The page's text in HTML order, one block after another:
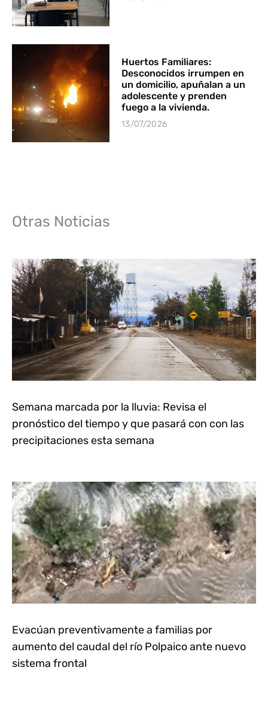
Huertos Familiares:
Desconocidos irrumpen en
un domicilio, apuñalan a un
adolescente y prenden
fuego a la vivienda.
13/07/2026
Otras Noticias
Semana marcada por la lluvia: Revisa el
pronóstico del tiempo y que pasará con con las
precipitaciones esta semana
Evacúan preventivamente a familias por
aumento del caudal del río Polpaico ante nuevo
sistema frontal